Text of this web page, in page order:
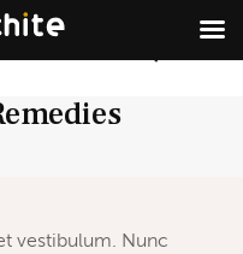
vestibulum. Nunc